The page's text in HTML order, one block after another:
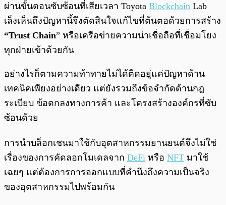
ผ่านขั้นตอนซับซ้อนที่เสียเวลา Toyota Blockchain Lab
เล็งเห็นถึงปัญหานี้จึงตัดสินใจแก้ไขที่ต้นตอด้วยการสร้าง
“Trust Chain” หรือเครือข่ายความน่าเชื่อถือที่เชื่อมโยง
ทุกฝ่ายเข้าด้วยกัน
อย่างไรก็ตามความท้าทายไม่ได้ติดอยู่แค่ปัญหาด้าน
เทคนิคเพียงอย่างเดียว แต่ยังรวมถึงข้อจำกัดด้านกฎ
ระเบียบ ข้อตกลงทางการค้า และโครงสร้างองค์กรที่ซับ
ซ้อนด้วย
การนำบล็อกเชนมาใช้กับอุตสาหกรรมยานยนต์จึงไม่ใช่
เรื่องของการคัดลอกโมเดลจาก DeFi หรือ NFT มาใช้
เฉยๆ แต่ต้องการการออกแบบที่คำนึงถึงความเป็นจริง
ของอุตสาหกรรมไปพร้อมกัน